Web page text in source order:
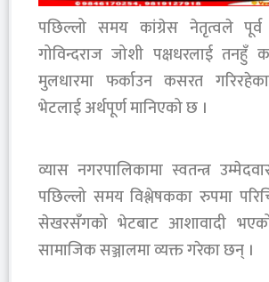
पछिल्लो समय कांग्रेस नेतृत्वले पूर्व
गोविन्दराज जोशी पक्षधरलाई तनहुँ
मुलधारमा फर्काउन कसरत
भेटलाई अर्थपूर्ण मानिएको छ ।
व्यास नगरपालिकामा स्वतन्त्र
पछिल्लो समय विश्लेषकका रुपमा
सेखरसँगको भेटबाट आशावादी
सामाजिक सञ्जालमा व्यक्त गरेका छन् ।